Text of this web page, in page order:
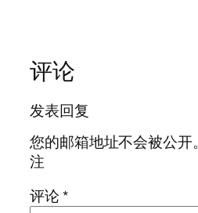
评论
发表回复
您的邮箱地址不会被公开。
注
评论*